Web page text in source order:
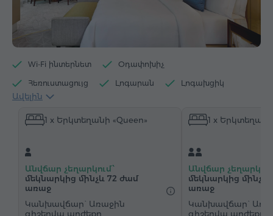
Wi-Fi ինտերնետ Օդափոխիչ
Հեռուստացույց Լոգարան Լոգախցիկ
Մուտք լողավազան
Սրճեփ մեքենա Էլեկտրական թեյնիկ
Սրբիչներ Հողաթափեր
Վարսահարդարիչ Ջեռուցում Պահարան
Ավելին
1 x Երկտեղանի «Queen»
Անվճար չեղարկում՝
մեկնարկից մինչև 72 ժամ
առաջ
Կանխավճար` Առաջին
գիշերվա արժեքը
1 x Երկտեղանի
Անվճար
մեկնարկից մինչև
առաջ
Կանխավճար`
գիշերվա արժեքը